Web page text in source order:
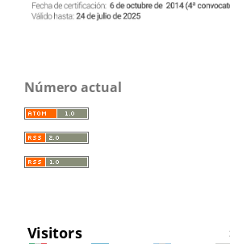
Número actual